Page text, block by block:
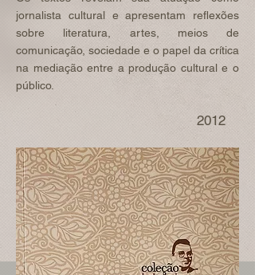
jornalista cultural e apresentam reflexões
sobre literatura, artes, meios de
comunicação, sociedade e o papel da crítica
na mediação entre a produção cultural e o
público.
2012